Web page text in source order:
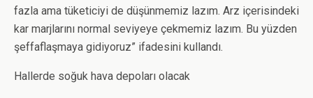
fazla ama tüketiciyi de düşünmemiz lazım. Arz içerisindeki
kar marjlarını normal seviyeye çekmemiz lazım. Bu yüzden
şeffaflaşmaya gidiyoruz” ifadesini kullandı.
Hallerde soğuk hava depoları olacak